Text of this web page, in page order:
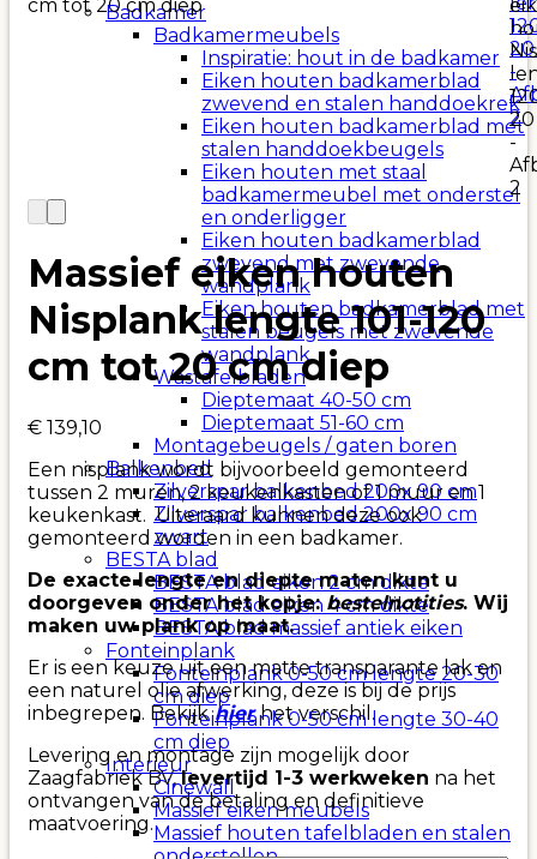
Badkamer
Badkamermeubels
Inspiratie: hout in de badkamer
Eiken houten badkamerblad
zwevend en stalen handdoekrek
Eiken houten badkamerblad met
stalen handdoekbeugels
Eiken houten met staal
badkamermeubel met onderstel
en onderligger
Eiken houten badkamerblad
zwevend met zwevende
wandplank
Eiken houten badkamerblad met
stalen beugels met zwevende
wandplank
Wastafelbladen
Dieptemaat 40-50 cm
Dieptemaat 51-60 cm
Montagebeugels / gaten boren
Balkenbed
Zilverspar balkenbed 200x 90 cm
Zilverspar balkenbed 200x 90 cm
zwart
BESTA blad
BESTA blad eiken 2 cm dikte
BESTA blad eiken 4 cm dikte
BESTA blad massief antiek eiken
Fonteinplank
Fonteinplank 0-50 cm lengte 20-30
cm diep
Fonteinplank 0-50 cm lengte 30-40
cm diep
Interieur
Cinewall
Massief eiken meubels
Massief houten tafelbladen en stalen
Massief eiken houten
Nisplank lengte 101-120
cm tot 20 cm diep
€ 139,10
Een nisplank wordt bijvoorbeeld gemonteerd
tussen 2 muren, 2 keukenkasten of 1 muur en 1
keukenkast. Uiteraard kunnen deze ook
gemonteerd worden in een badkamer.
De exacte lengte en diepte maten kunt u
doorgeven onder het kopje:bestelnotities. Wij
maken uw plank op maat.
Er is een keuze uit een matte transparante lak en
een naturel olie afwerking, deze is bij de prijs
inbegrepen. Bekijk hier het verschil.
Levering en montage zijn mogelijk door
Zaagfabriek BV,levertijd 1-3 werkweken na het
ontvangen van de betaling en definitieve
maatvoering.